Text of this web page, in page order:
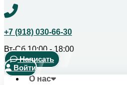
+7 (918) 030-66-30
Вт-Сб 10:00 - 18:00
Написать
Войти
О нас